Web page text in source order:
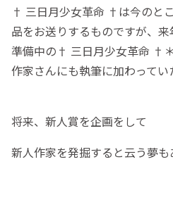
† 三日月少女革命 †は今のと
品をお送りするものですが、
準備中の† 三日月少女革命 †
作家さんにも執筆に加わってい
将来、新人賞を企画をして
新人作家を発掘すると云う夢も